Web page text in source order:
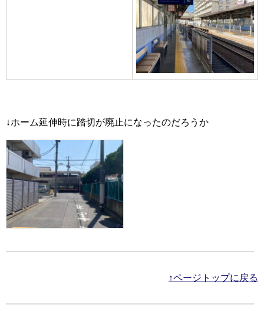
↓ホーム延伸時に踏切が廃止になったのだろうか
↑ページトップに戻る